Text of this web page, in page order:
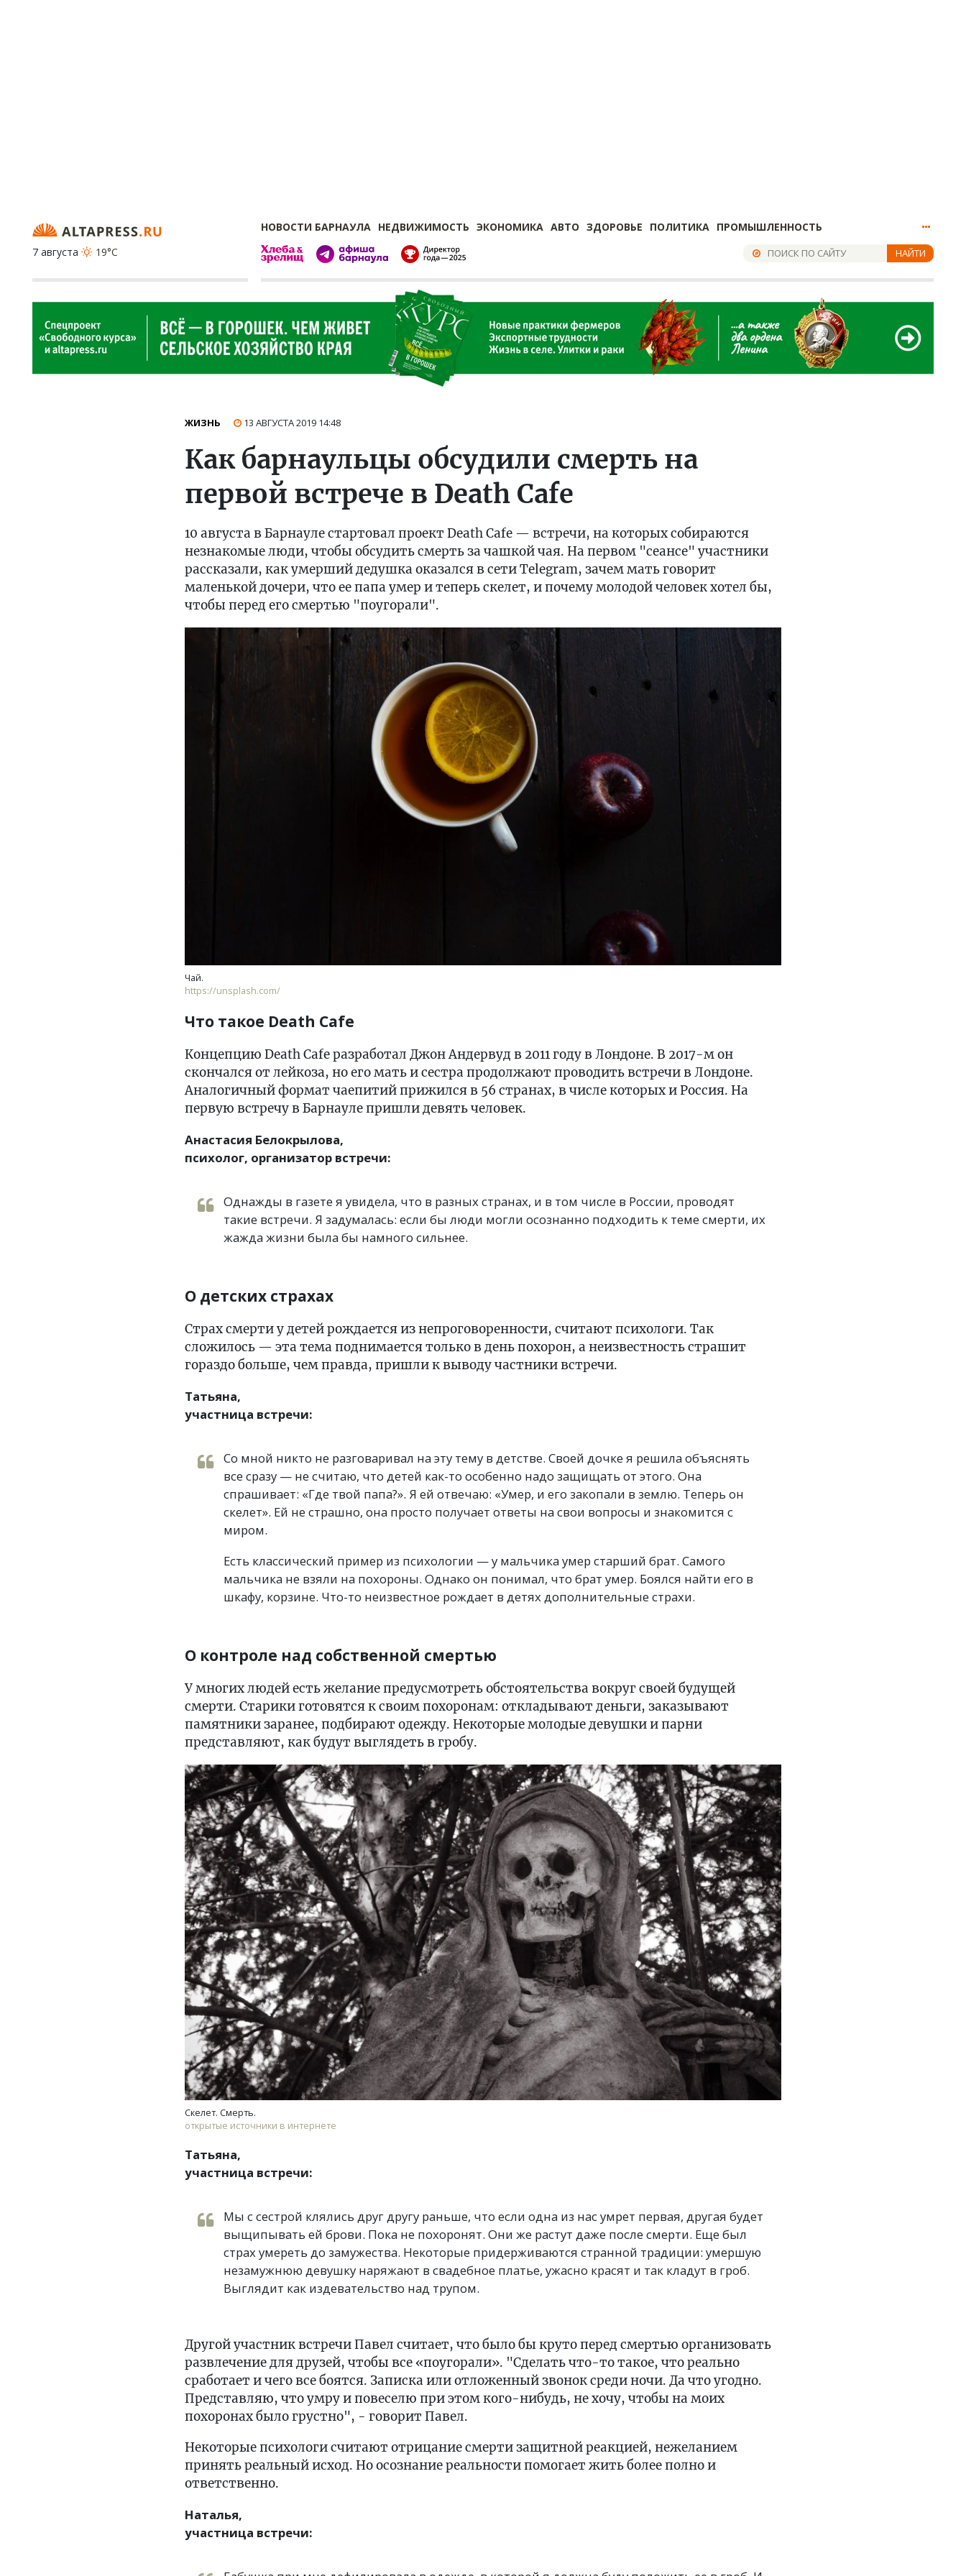
НОВОСТИ БАРНАУЛА НЕДВИЖИМОСТЬ ЭКОНОМИКА АВТО ЗДОРОВЬЕ ПОЛИТИКА ПРОМЫШЛЕННОСТЬ
7 августа
19°C НАЙТИ
ЖИЗНЬ 13 АВГУСТА 2019 14:48
Как барнаульцы обсудили смерть на
первой встрече в Death Cafe
10 августа в Барнауле стартовал проект Death Cafe — встречи, на которых собираются
незнакомые люди, чтобы обсудить смерть за чашкой чая. На первом "сеансе" участники
рассказали, как умерший дедушка оказался в сети Telegram, зачем мать говорит
маленькой дочери, что ее папа умер и теперь скелет, и почему молодой человек хотел бы,
чтобы перед его смертью "поугорали".
Чай.
https://unsplash.com/
Что такое Death Cafe
Концепцию Death Cafe разработал Джон Андервуд в 2011 году в Лондоне. В 2017-м он
скончался от лейкоза, но его мать и сестра продолжают проводить встречи в Лондоне.
Аналогичный формат чаепитий прижился в 56 странах, в числе которых и Россия. На
первую встречу в Барнауле пришли девять человек.
Анастасия Белокрылова,
психолог, организатор встречи:
Однажды в газете я увидела, что в разных странах, и в том числе в России, проводят
такие встречи. Я задумалась: если бы люди могли осознанно подходить к теме смерти, их
жажда жизни была бы намного сильнее.
О детских страхах
Страх смерти у детей рождается из непроговоренности, считают психологи. Так
сложилось — эта тема поднимается только в день похорон, а неизвестность страшит
гораздо больше, чем правда, пришли к выводу частники встречи.
Татьяна,
участница встречи:
Со мной никто не разговаривал на эту тему в детстве. Своей дочке я решила объяснять
все сразу — не считаю, что детей как-то особенно надо защищать от этого. Она
спрашивает: «Где твой папа?». Я ей отвечаю: «Умер, и его закопали в землю. Теперь он
скелет». Ей не страшно, она просто получает ответы на свои вопросы и знакомится с
миром.
Есть классический пример из психологии — у мальчика умер старший брат. Самого
мальчика не взяли на похороны. Однако он понимал, что брат умер. Боялся найти его в
шкафу, корзине. Что-то неизвестное рождает в детях дополнительные страхи.
О контроле над собственной смертью
У многих людей есть желание предусмотреть обстоятельства вокруг своей будущей
смерти. Старики готовятся к своим похоронам: откладывают деньги, заказывают
памятники заранее, подбирают одежду. Некоторые молодые девушки и парни
представляют, как будут выглядеть в гробу.
Скелет. Смерть.
открытые источники в интернете
Татьяна,
участница встречи:
Мы с сестрой клялись друг другу раньше, что если одна из нас умрет первая, другая будет
выщипывать ей брови. Пока не похоронят. Они же растут даже после смерти. Еще был
страх умереть до замужества. Некоторые придерживаются странной традиции: умершую
незамужнюю девушку наряжают в свадебное платье, ужасно красят и так кладут в гроб.
Выглядит как издевательство над трупом.
Другой участник встречи Павел считает, что было бы круто перед смертью организовать
развлечение для друзей, чтобы все «поугорали». "Сделать что-то такое, что реально
сработает и чего все боятся. Записка или отложенный звонок среди ночи. Да что угодно.
Представляю, что умру и повеселю при этом кого-нибудь, не хочу, чтобы на моих
похоронах было грустно", - говорит Павел.
Некоторые психологи считают отрицание смерти защитной реакцией, нежеланием
принять реальный исход. Но осознание реальности помогает жить более полно и
ответственно.
Наталья,
участница встречи: